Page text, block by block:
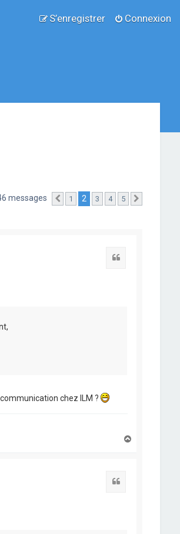
Connexion
S’enregistrer
messages Précédente
1 2 3 4 5
chez ILM ?